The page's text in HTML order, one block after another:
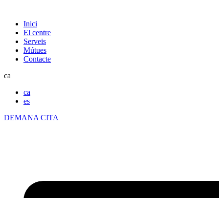
Inici
El centre
Serveis
Mútues
Contacte
ca
ca
es
DEMANA CITA